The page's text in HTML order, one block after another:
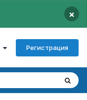
×
Регистрация